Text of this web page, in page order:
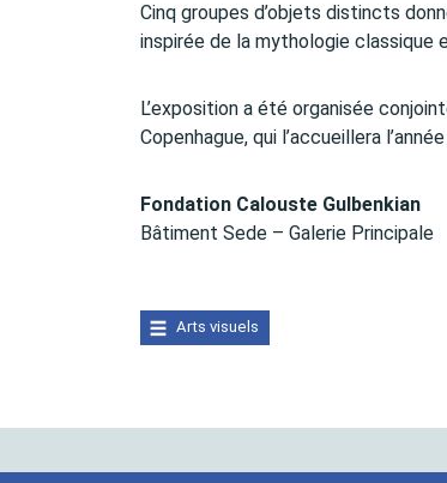
Cinq groupes d’objets distincts
inspirée de la mythologie classique
L’exposition a été organisée
Copenhague, qui l’accueillera
Fondation Calouste Gulbenkian
Bâtiment Sede – Galerie Principale
Arts visuels